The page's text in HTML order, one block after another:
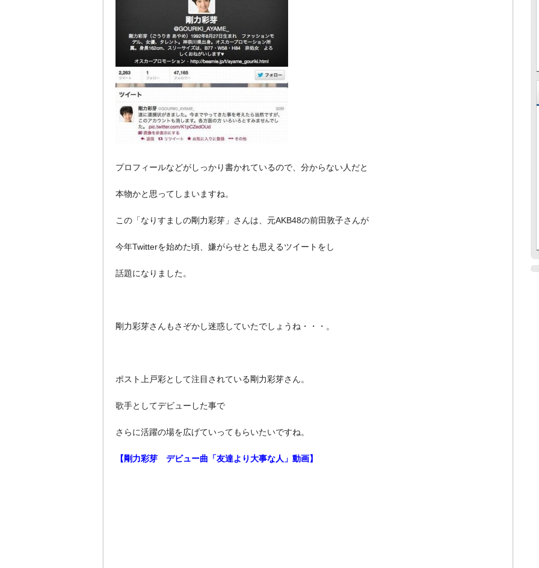
プロフィールなどがしっかり書かれているので、分からない人だと
本物かと思ってしまいますね。
この「なりすましの剛力彩芽」さんは、元AKB48の前田敦子さんが
今年Twitterを始めた頃、嫌がらせとも思えるツイートをし
話題になりました。
剛力彩芽さんもさぞかし迷惑していたでしょうね・・・。
ポスト上戸彩として注目されている剛力彩芽さん。
歌手としてデビューした事で
さらに活躍の場を広げていってもらいたいですね。
【剛力彩芽 デビュー曲「友達より大事な人」動画】